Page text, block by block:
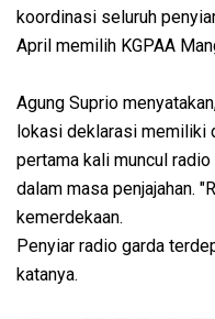
koordinasi seluruh
April memilih KGPAA
Agung Suprio
lokasi deklarasi memiliki
pertama kali muncul
dalam masa penjajahan.
kemerdekaan.
Penyiar radio garda
katanya.